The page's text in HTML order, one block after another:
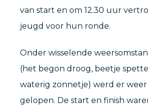
van start en om 12.30 uur
jeugd voor hun ronde.
Onder wisselende
(het begon droog, beetje
waterig zonnetje) werd er weer
gelopen. De start en finish